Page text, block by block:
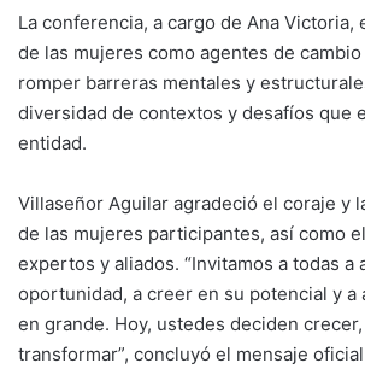
La conferencia, a cargo de Ana Victoria,
de las mujeres como agentes de
romper barreras mentales y
diversidad de contextos y desafíos que
entidad.
Villaseñor Aguilar agradeció el coraje y
de las mujeres participantes, así como
expertos y aliados. “Invitamos a todas a
oportunidad, a creer en su potencial y a
en grande. Hoy, ustedes deciden
transformar”, concluyó el mensaje